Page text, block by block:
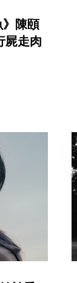
》陳頤
屍走肉